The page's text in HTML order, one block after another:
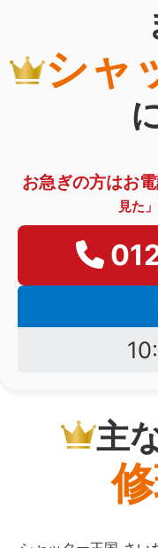
シャ
お急ぎの方はお電
見た
主